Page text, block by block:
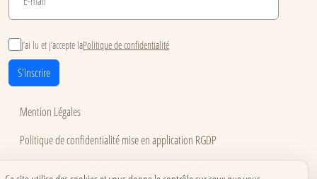
J’ai lu et j’accepte laPolitique de confidentialité
S'inscrire
Mention Légales
Politique de confidentialité mise en application RGDP